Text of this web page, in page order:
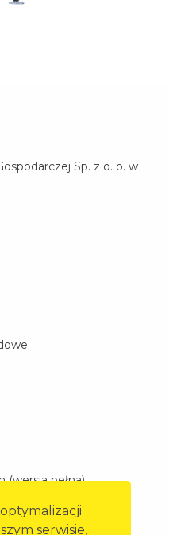
Sp. z o. o. w
(wersja pełna)
(wersja skrócona)
serwisie,